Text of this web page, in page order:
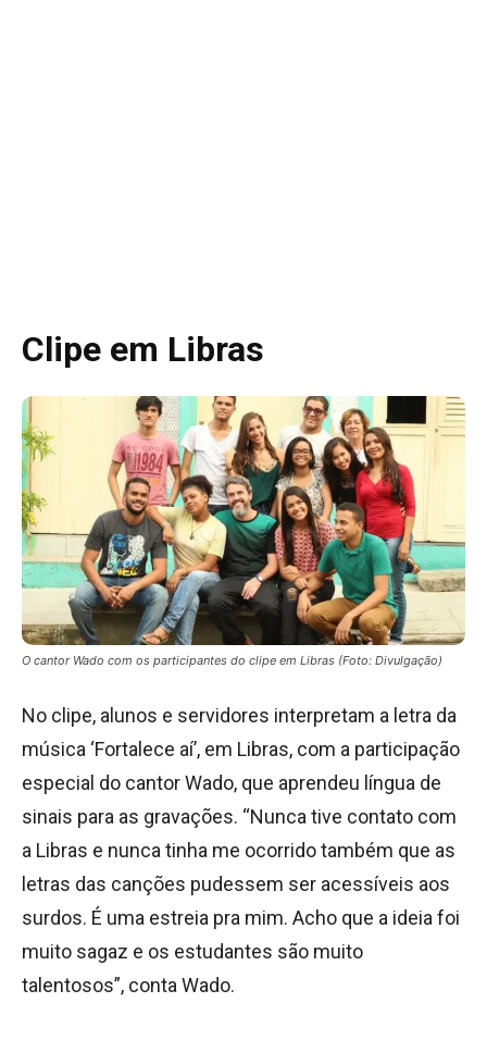
Clipe em Libras
O cantor Wado com os participantes do clipe em Libras (Foto: Divulgação)
No clipe, alunos e servidores interpretam a letra da
música ‘Fortalece aí’, em Libras, com a participação
especial do cantor Wado, que aprendeu língua de
sinais para as gravações. “Nunca tive contato com
a Libras e nunca tinha me ocorrido também que as
letras das canções pudessem ser acessíveis aos
surdos. É uma estreia pra mim. Acho que a ideia foi
muito sagaz e os estudantes são muito
talentosos”, conta Wado.